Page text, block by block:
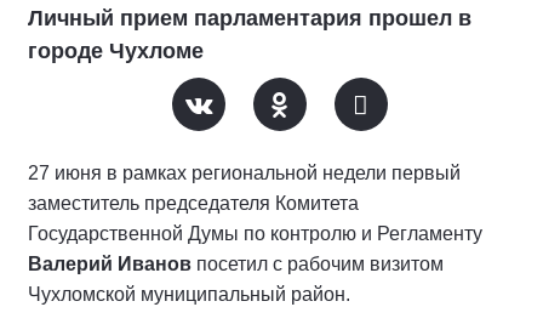
Личный прием парламентария прошел в
городе Чухломе
27 июня в рамках региональной недели первый
заместитель председателя Комитета
Государственной Думы по контролю и Регламенту
Валерий Иванов посетил с рабочим визитом
Чухломской муниципальный район.